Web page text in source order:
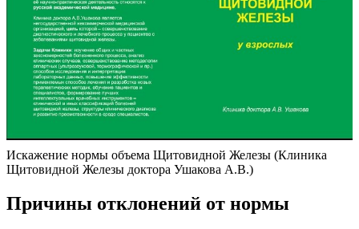
Искажение нормы объема Щитовидной Железы (Клиника
Щитовидной Железы доктора Ушакова А.В.)
Причины отклонений от нормы